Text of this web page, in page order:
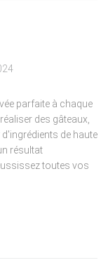
parfaite à chaque
des gâteaux,
de haute
résultat
toutes vos